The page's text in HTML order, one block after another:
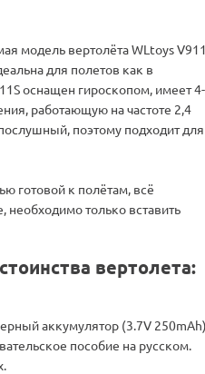
модель вертолёта WLtoys
для полетов как в
оснащен гироскопом, имеет 4-
работающую на частоте 2,4
поэтому подходит для
готовой к полётам, всё
только вставить
вертолета:
аккумулятор (3.7V
пособие на русском.